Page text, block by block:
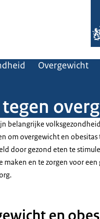
Overgewicht
belangrijke
om overgewicht en
door gezond eten te
en te zorgen voor een